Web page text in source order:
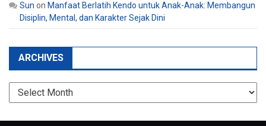
Sun on Manfaat Berlatih Kendo untuk Anak-Anak: Membangun
Disiplin, Mental, dan Karakter Sejak Dini
ARCHIVES
Archives